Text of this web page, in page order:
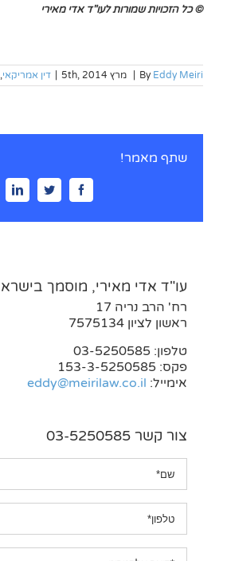
© כל הזכויות שמורות לעו"ד אדי מאירי
By Eddy Meiri מרץ 5th, 2014 דין אמריקאי,
שתף מאמר!
Facebook
Twitter
עו"ד אדי מאירי, מוסמך בישראל
רח' הרב נריה 17
ראשון לציון 7575134
טלפון: 03-5250585
פקס: 153-3-5250585
אימייל: eddy@meirilaw.co.il
צור קשר 03-5250585